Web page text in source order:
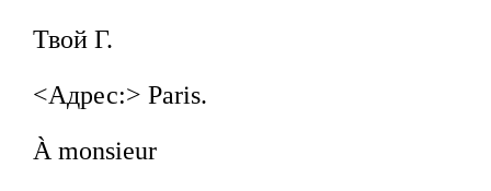
Твой Г.
<Адрес:> Paris.
À monsieur